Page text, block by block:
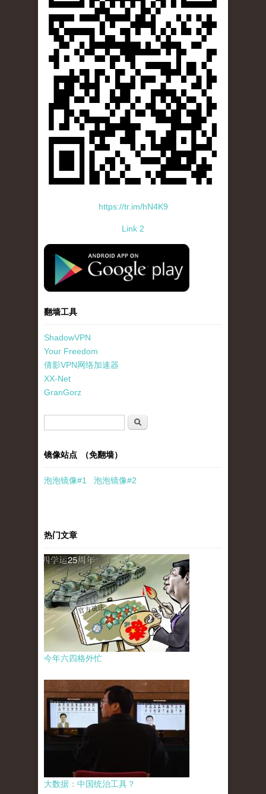
https://tr.im/hN4K9
Link 2
standard-icon-googleplay-app-store.png
翻墙工具
ShadowVPN
Your Freedom
倩影VPN网络加速器
XX-Net
GranGorz
搜索
镜像站点 （免翻墙）
泡泡镜像#1 泡泡镜像#2
热门文章
今年六四格外忙
大数据：中国统治工具？